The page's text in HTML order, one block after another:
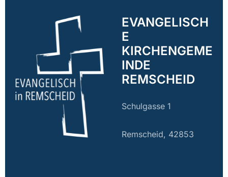
EVANGELISCH
E
KIRCHENGEME
INDE
REMSCHEID
Schulgasse 1
Remscheid, 42853